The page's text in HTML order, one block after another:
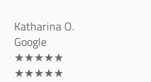
Katharina O.
Google
★★★★★
★★★★★